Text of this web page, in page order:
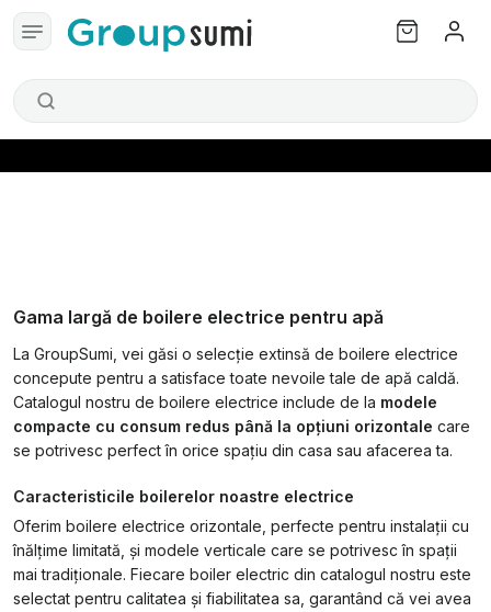
Gama largă de boilere electrice pentru apă
La GroupSumi, vei găsi o selecție extinsă de boilere electrice
concepute pentru a satisface toate nevoile tale de apă caldă.
Catalogul nostru de boilere electrice include de la modele
compacte cu consum redus până la opțiuni orizontale care
se potrivesc perfect în orice spațiu din casa sau afacerea ta.
Caracteristicile boilerelor noastre electrice
Oferim boilere electrice orizontale, perfecte pentru instalații cu
înălțime limitată, și modele verticale care se potrivesc în spații
mai tradiționale. Fiecare boiler electric din catalogul nostru este
selectat pentru calitatea și fiabilitatea sa, garantând că vei avea